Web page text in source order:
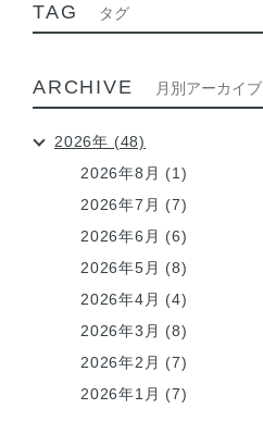
TAG タグ
ARCHIVE 月別アーカイブ
2026年 (48)
2026年8月 (1)
2026年7月 (7)
2026年6月 (6)
2026年5月 (8)
2026年4月 (4)
2026年3月 (8)
2026年2月 (7)
2026年1月 (7)